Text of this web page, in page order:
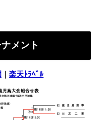
メント
｜ 楽天ﾄﾗﾍﾞﾙ